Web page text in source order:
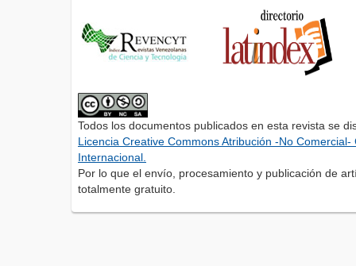
Todos los documentos publicados en esta revista se
Licencia Creative Commons Atribución -No
Internacional.
Por lo que el envío, procesamiento y publicación de
totalmente gratuito.